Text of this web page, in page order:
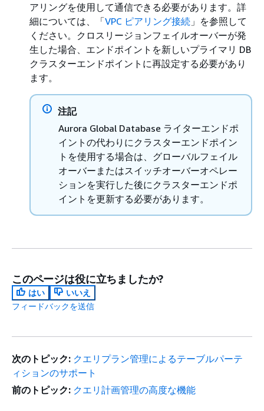
アリングを使用して通信できる必要があります。詳
細については、「VPC ピアリング接続 」を参照して
ください。クロスリージョンフェイルオーバーが発
生した場合、エンドポイントを新しいプライマリ DB
クラスターエンドポイントに再設定する必要があり
ます。
注記
Aurora Global Database ライターエンドポ
イントの代わりにクラスターエンドポイン
トを使用する場合は、グローバルフェイル
オーバーまたはスイッチオーバーオペレー
ションを実行した後にクラスターエンドポ
イントを更新する必要があります。
このページは役に立ちましたか?
はい
いいえ
フィードバックを送信
次のトピック: クエリプラン管理によるテーブルパーテ
ィションのサポート
前のトピック: クエリ計画管理の高度な機能